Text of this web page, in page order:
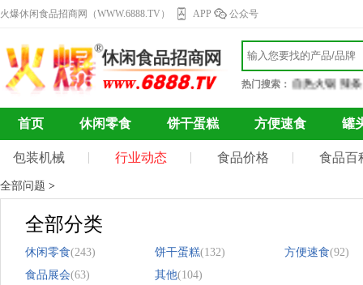
火爆休闲食品招商网（WWW.6888.TV） APP 公众号
热门搜索：
巧克力 果干蜜饯 自热火锅 辣条
首页 休闲零食 饼干蛋糕 方便速食 罐
包装机械 行业动态 食品价格 食品百
全部问题 >
全部分类
休闲零食(243) 饼干蛋糕(132) 方便速食(92)
食品展会(63) 其他(104)